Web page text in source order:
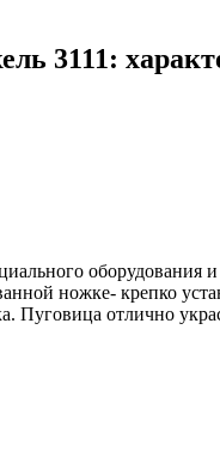
3111:
ножке- крепко
Пуговица отлично